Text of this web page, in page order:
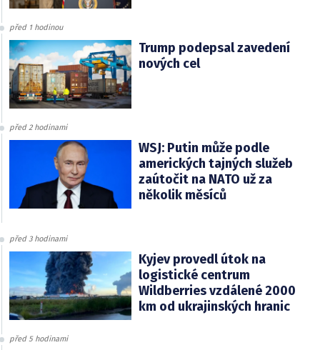
před 1 hodinou
Trump podepsal zavedení
nových cel
před 2 hodinami
WSJ: Putin může podle
amerických tajných služeb
zaútočit na NATO už za
několik měsíců
před 3 hodinami
Kyjev provedl útok na
logistické centrum
Wildberries vzdálené 2000
km od ukrajinských hranic
před 5 hodinami